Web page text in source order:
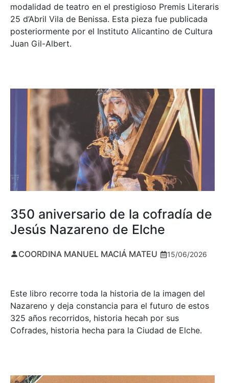
modalidad de teatro en el prestigioso Premis Literaris
25 d’Abril Vila de Benissa. Esta pieza fue publicada
posteriormente por el Instituto Alicantino de Cultura
Juan Gil-Albert.
350 aniversario de la cofradía de
Jesús Nazareno de Elche
COORDINA MANUEL MACIÁ MATEU 15/06/2026
Este libro recorre toda la historia de la imagen del
Nazareno y deja constancia para el futuro de estos
325 años recorridos, historia hecah por sus
Cofrades, historia hecha para la Ciudad de Elche.